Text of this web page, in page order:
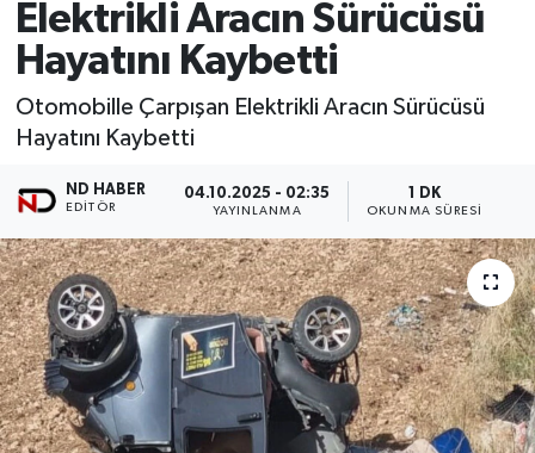
Elektrikli Aracın Sürücüsü
Hayatını Kaybetti
Otomobille Çarpışan Elektrikli Aracın Sürücüsü
Hayatını Kaybetti
ND HABER
EDITÖR
04.10.2025 - 02:35
YAYINLANMA
1 DK
OKUNMA SÜRESI